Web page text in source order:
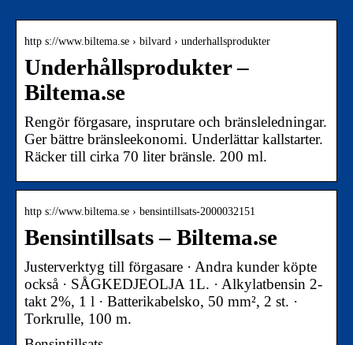
http s://www.biltema.se › bilvard › underhallsprodukter
Underhållsprodukter –
Biltema.se
Rengör förgasare, insprutare och bränsleledningar.
Ger bättre bränsleekonomi. Underlättar kallstarter.
Räcker till cirka 70 liter bränsle. 200 ml.
http s://www.biltema.se › bensintillsats-2000032151
Bensintillsats – Biltema.se
Justerverktyg till förgasare · Andra kunder köpte
också · SÅGKEDJEOLJA 1L. · Alkylatbensin 2-
takt 2%, 1 l · Batterikabelsko, 50 mm², 2 st. ·
Torkrulle, 100 m.